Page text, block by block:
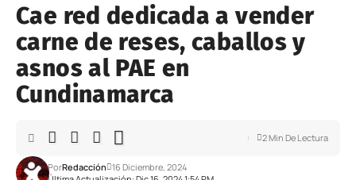
Cae red dedicada a vender
carne de reses, caballos y
asnos al PAE en
Cundinamarca
PorRedacción 16 Diciembre, 2024
2 Min De Lectura